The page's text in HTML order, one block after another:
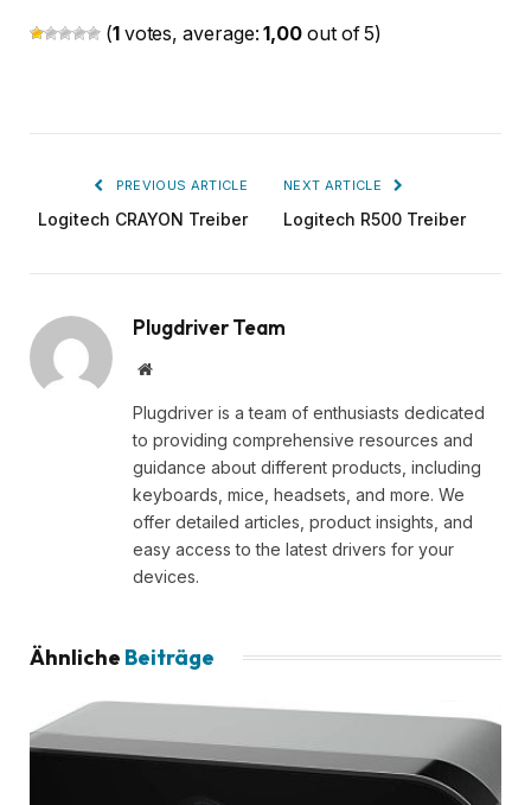
(1 votes, average:1,00 out of 5)
PREVIOUS ARTICLE
Logitech CRAYON Treiber
NEXT ARTICLE
Logitech R500 Treiber
Plugdriver Team
Website
Plugdriver is a team of enthusiasts dedicated
to providing comprehensive resources and
guidance about different products, including
keyboards, mice, headsets, and more. We
offer detailed articles, product insights, and
easy access to the latest drivers for your
devices.
Ähnliche Beiträge